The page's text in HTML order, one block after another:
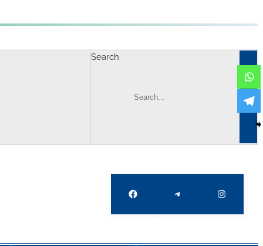
Search
Facebook Telegram Instagram